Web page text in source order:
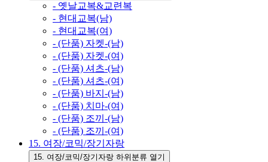
- 옛날교복&교련복
- 현대교복(남)
- 현대교복(여)
- (단품) 자켓-(남)
- (단품) 자켓-(여)
- (단품) 셔츠-(남)
- (단품) 셔츠-(여)
- (단품) 바지-(남)
- (단품) 치마-(여)
- (단품) 조끼-(남)
- (단품) 조끼-(여)
15. 여장/코믹/장기자랑
15. 여장/코믹/장기자랑 하위분류 열기